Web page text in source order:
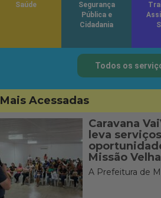
Saúde
Segurança
Pública e
Cidadania
Todos os
Mais Acessadas
Caravana
leva
Missão Velha
A Prefeitura de